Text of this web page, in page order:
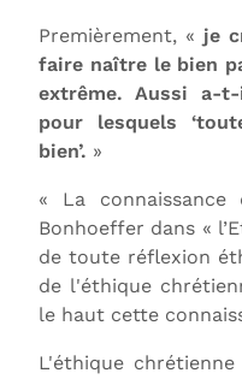
Premièrement, « je
faire naître le bien
extrême. Aussi a-
pour lesquels
bien’. »
« La
Bonhoeffer dans «
de toute réflexion
de l'éthique
le haut cette
L'éthique